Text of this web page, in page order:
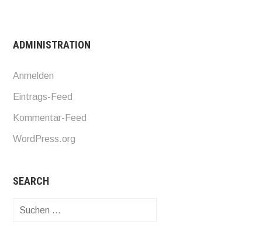
ADMINISTRATION
Anmelden
Eintrags-Feed
Kommentar-Feed
WordPress.org
SEARCH
Suchen